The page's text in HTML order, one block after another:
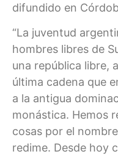
difundido en
“La juventud
hombres libres de
una república libre,
última cadena que
a la antigua
monástica. Hemos
cosas por el
redime. Desde hoy